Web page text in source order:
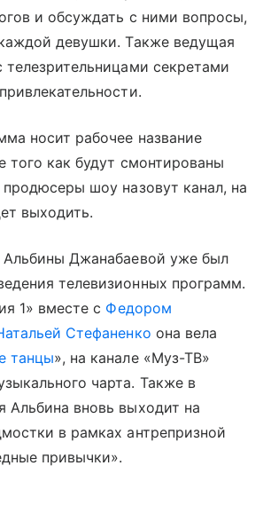
и обсуждать с ними вопросы,
девушки. Также ведущая
телезрительницами секретами
носит рабочее название
того как будут смонтированы
шоу назовут канал, на
выходить.
Джанабаевой уже был
телевизионных программ.
1» вместе с Федором
Стефаненко она вела
танцы», на канале «Муз-ТВ»
чарта. Также в
Альбина вновь выходит на
в рамках антрепризной
привычки».